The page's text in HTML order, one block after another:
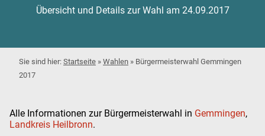
Übersicht und Details zur Wahl am 24.09.2017
Startseite » Wahlen » Bürgermeisterwahl Gemmingen
2017
Alle Informationen zur Bürgermeisterwahl in Gemmingen,
Landkreis Heilbronn.